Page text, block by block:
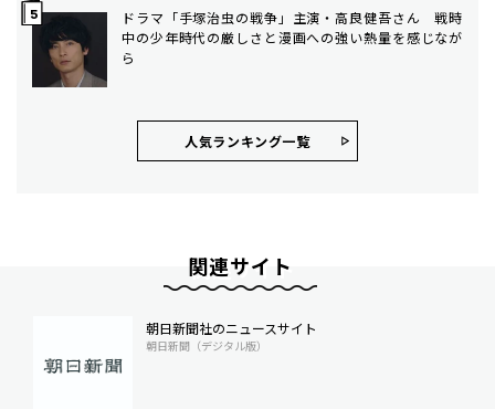
ドラマ「手塚治虫の戦争」主演・高良健吾さん 戦時
中の少年時代の厳しさと漫画への強い熱量を感じなが
ら
人気ランキング⼀覧
関連サイト
朝日新聞社のニュースサイト
朝日新聞（デジタル版）